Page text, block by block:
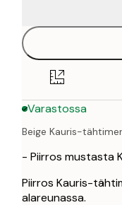
50x70 cm
Varastossa
Beige Kauris-
- Piirros mustasta
Piirros Kauris-
alareunassa.